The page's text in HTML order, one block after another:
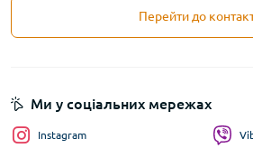
Перейти до
Ми у соціальних мережах
Instagram